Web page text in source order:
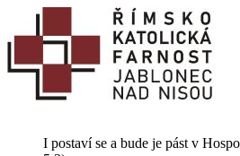
I postaví se a bude je pást v